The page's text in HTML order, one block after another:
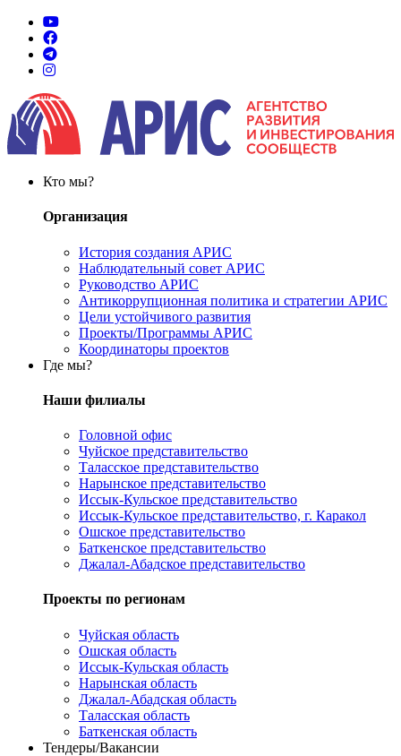
Кто мы?
Организация
История создания АРИС
Наблюдательный совет АРИС
Руководство АРИС
Антикоррупционная политика и стратегии АРИС
Цели устойчивого развития
Проекты/Программы АРИС
Координаторы проектов
Где мы?
Наши филиалы
Головной офис
Чуйское представительство
Таласское представительство
Нарынское представительство
Иссык-Кульское представительство
Иссык-Кульское представительство, г. Каракол
Ошское представительство
Баткенское представительство
Джалал-Абадское представительство
Проекты по регионам
Чуйская область
Ошская область
Иссык-Кульская область
Нарынская область
Джалал-Абадская область
Таласская область
Баткенская область
Тендеры/Вакансии